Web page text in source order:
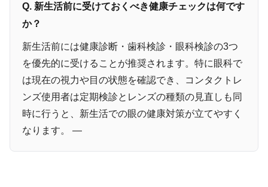
Q. 新生活前に受けておくべき健康チェックは何です
か？
新生活前には健康診断・歯科検診・眼科検診の3つ
を優先的に受けることが推奨されます。特に眼科で
は現在の視力や目の状態を確認でき、コンタクトレ
ンズ使用者は定期検診とレンズの種類の見直しも同
時に行うと、新生活での眼の健康対策が立てやすく
なります。 —